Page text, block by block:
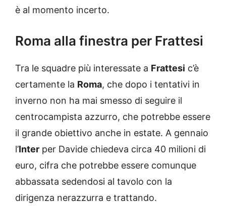
è al momento incerto.
Roma alla finestra per Frattesi
Tra le squadre più interessate a Frattesi c’è
certamente la Roma, che dopo i tentativi in
inverno non ha mai smesso di seguire il
centrocampista azzurro, che potrebbe essere
il grande obiettivo anche in estate. A gennaio
l’Inter per Davide chiedeva circa 40 milioni di
euro, cifra che potrebbe essere comunque
abbassata sedendosi al tavolo con la
dirigenza nerazzurra e trattando.